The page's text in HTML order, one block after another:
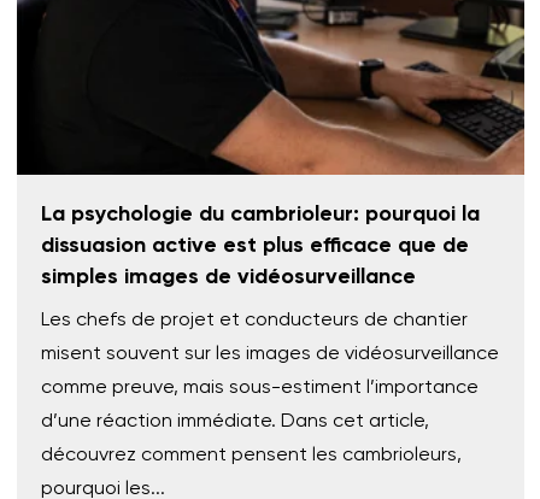
La psychologie du cambrioleur: pourquoi la
dissuasion active est plus efficace que de
simples images de vidéosurveillance
Les chefs de projet et conducteurs de chantier
misent souvent sur les images de vidéosurveillance
comme preuve, mais sous-estiment l’importance
d’une réaction immédiate. Dans cet article,
découvrez comment pensent les cambrioleurs,
pourquoi les...